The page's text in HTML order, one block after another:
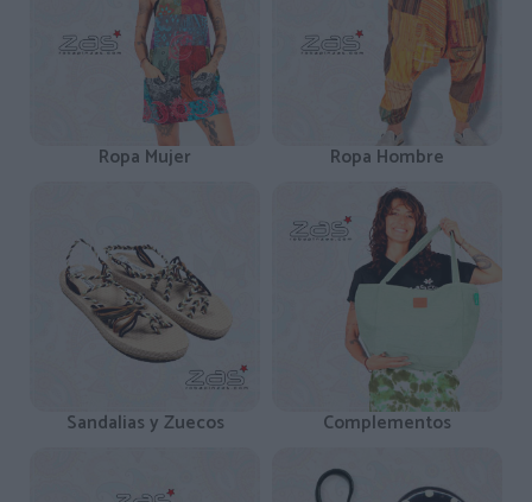
Ropa Mujer Ropa Hombre
Sandalias y Zuecos Complementos